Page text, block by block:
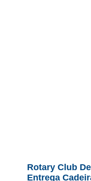
Rotary Club
Entrega